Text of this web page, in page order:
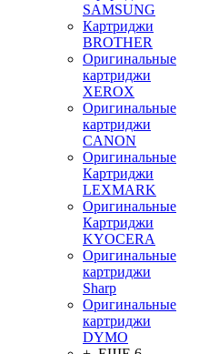
SAMSUNG
Картриджи
BROTHER
Оригинальные
картриджи
XEROX
Оригинальные
картриджи
CANON
Оригинальные
Картриджи
LEXMARK
Оригинальные
Картриджи
KYOCERA
Оригинальные
картриджи
Sharp
Оригинальные
картриджи
DYMO